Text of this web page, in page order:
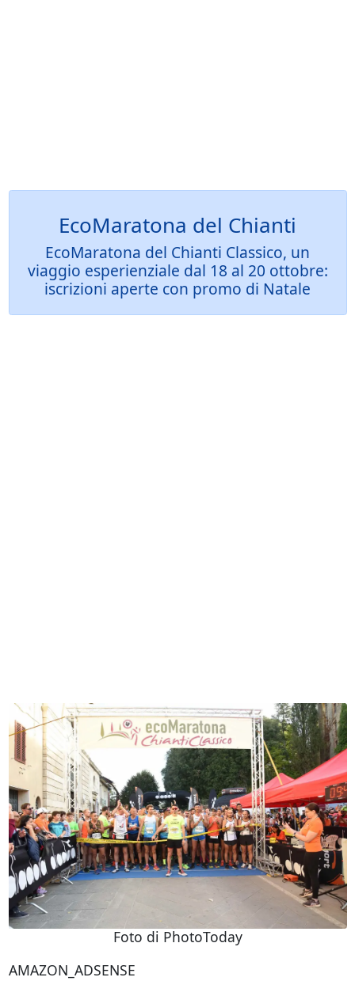
EcoMaratona del Chianti
EcoMaratona del Chianti Classico, un
viaggio esperienziale dal 18 al 20 ottobre:
iscrizioni aperte con promo di Natale
Foto di PhotoToday
AMAZON_ADSENSE